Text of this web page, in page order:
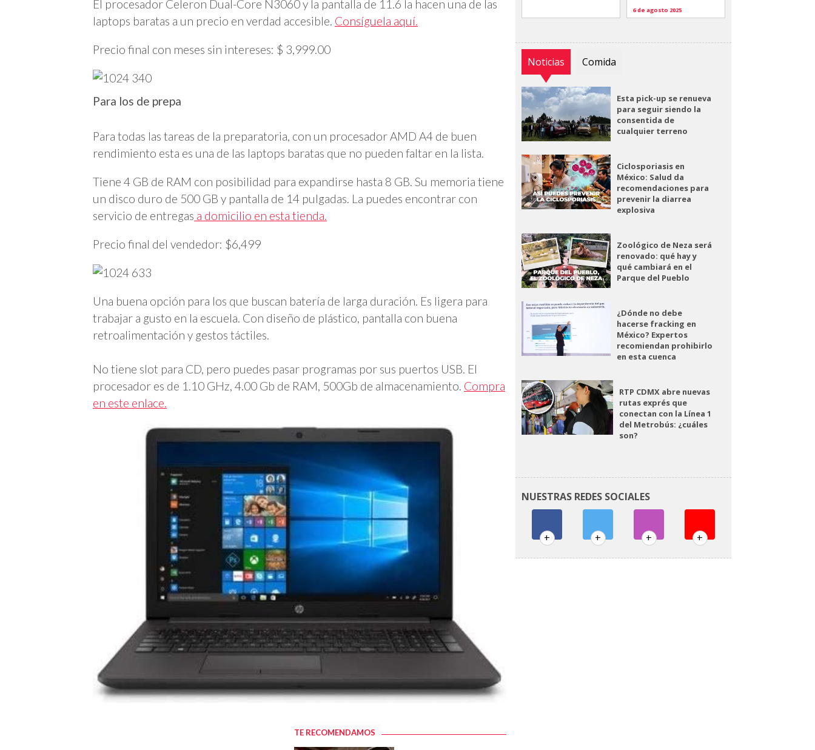
El procesador Celeron Dual-Core N3060 y la pantalla de 11.6 la hacen una de las
laptops baratas a un precio en verdad accesible. Consíguela aquí.
Precio final con meses sin intereses: $ 3,999.00
Para los de prepa
Para todas las tareas de la preparatoria, con un procesador AMD A4 de buen
rendimiento esta es una de las laptops baratas que no pueden faltar en la lista.
Tiene 4 GB de RAM con posibilidad para expandirse hasta 8 GB. Su memoria tiene
un disco duro de 500 GB y pantalla de 14 pulgadas. La puedes encontrar con
servicio de entregas a domicilio en esta tienda.
Precio final del vendedor: $6,499
Una buena opción para los que buscan batería de larga duración. Es ligera para
trabajar a gusto en la escuela. Con diseño de plástico, pantalla con buena
retroalimentación y gestos táctiles.
No tiene slot para CD, pero puedes pasar programas por sus puertos USB. El
procesador es de 1.10 GHz, 4.00 Gb de RAM, 500Gb de almacenamiento. Compra
en este enlace.
TE RECOMENDAMOS
6 de agosto 2025
Noticias Comida
Esta pick-up se renueva
para seguir siendo la
consentida de
cualquier terreno
Ciclosporiasis en
México: Salud da
recomendaciones para
prevenir la diarrea
explosiva
Zoológico de Neza será
renovado: qué hay y
qué cambiará en el
Parque del Pueblo
¿Dónde no debe
hacerse fracking en
México? Expertos
recomiendan prohibirlo
en esta cuenca
RTP CDMX abre nuevas
rutas exprés que
conectan con la Línea 1
del Metrobús: ¿cuáles
son?
NUESTRAS REDES SOCIALES
+ + + +